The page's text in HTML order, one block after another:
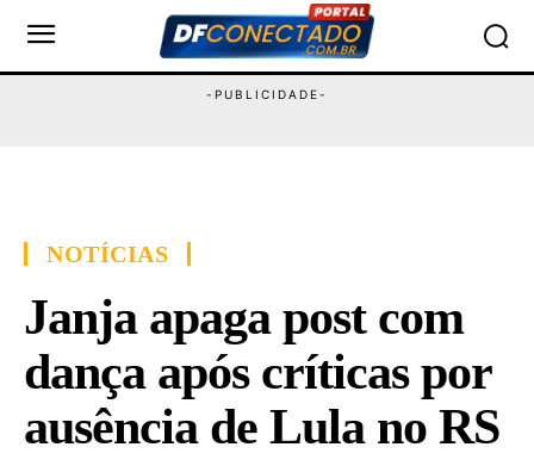
NOTÍCIAS
Janja apaga post com
dança após críticas por
ausência de Lula no RS